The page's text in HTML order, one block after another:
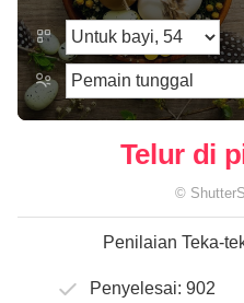
Telur di
©
Penilaian Teka-
Penyelesai: 902